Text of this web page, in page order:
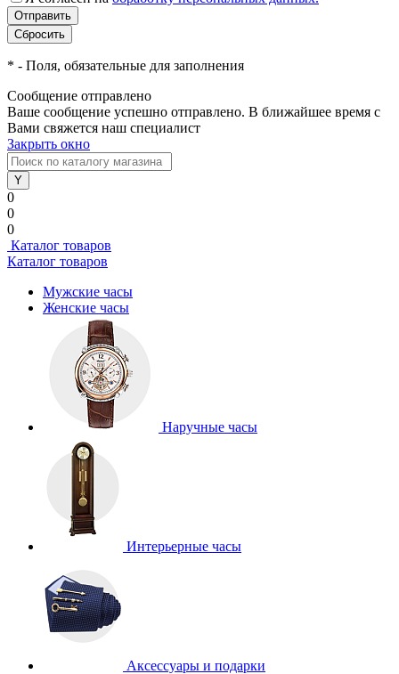
* - Поля, обязательные для заполнения
Сообщение отправлено
Ваше сообщение успешно отправлено. В ближайшее время с
Вами свяжется наш специалист
Закрыть окно
0
0
0
Каталог товаров
Каталог товаров
Мужские часы
Женские часы
Наручные часы
Интерьерные часы
Аксессуары и подарки